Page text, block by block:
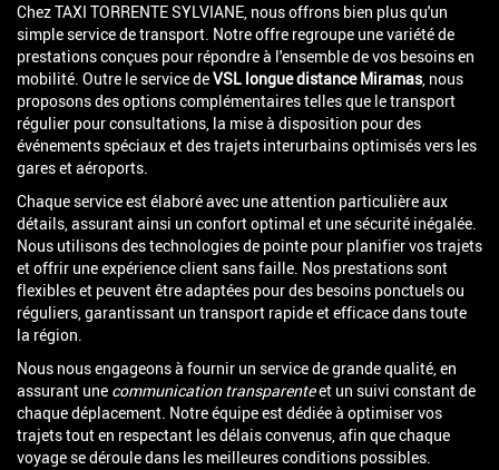
Chez TAXI TORRENTE SYLVIANE, nous offrons bien plus qu'un
simple service de transport. Notre offre regroupe une variété de
prestations conçues pour répondre à l'ensemble de vos besoins en
mobilité. Outre le service deVSL longue distance Miramas, nous
proposons des options complémentaires telles que le transport
régulier pour consultations, la mise à disposition pour des
événements spéciaux et des trajets interurbains optimisés vers les
gares et aéroports.
Chaque service est élaboré avec une attention particulière aux
détails, assurant ainsi un confort optimal et une sécurité inégalée.
Nous utilisons des technologies de pointe pour planifier vos trajets
et offrir une expérience client sans faille. Nos prestations sont
flexibles et peuvent être adaptées pour des besoins ponctuels ou
réguliers, garantissant un transport rapide et efficace dans toute
la région.
Nous nous engageons à fournir un service de grande qualité, en
assurant une communication transparenteet un suivi constant de
chaque déplacement. Notre équipe est dédiée à optimiser vos
trajets tout en respectant les délais convenus, afin que chaque
voyage se déroule dans les meilleures conditions possibles.